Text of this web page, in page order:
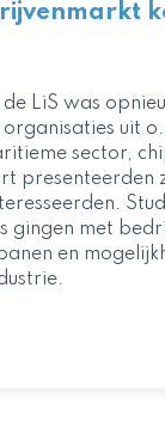
LiS was
uit
sector,
presenteerden
gingen met
en